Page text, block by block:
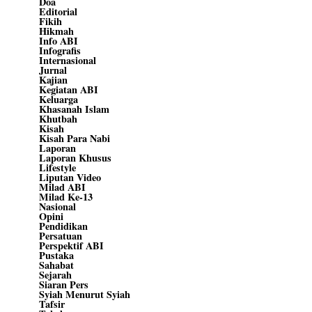
Editorial
Fikih
Hikmah
Info ABI
Infografis
Internasional
Jurnal
Kajian
Kegiatan ABI
Keluarga
Khasanah Islam
Khutbah
Kisah
Kisah Para Nabi
Laporan
Laporan Khusus
Lifestyle
Liputan Video
Milad ABI
Milad Ke-13
Nasional
Opini
Pendidikan
Persatuan
Perspektif ABI
Pustaka
Sahabat
Sejarah
Siaran Pers
Syiah Menurut Syiah
Tafsir